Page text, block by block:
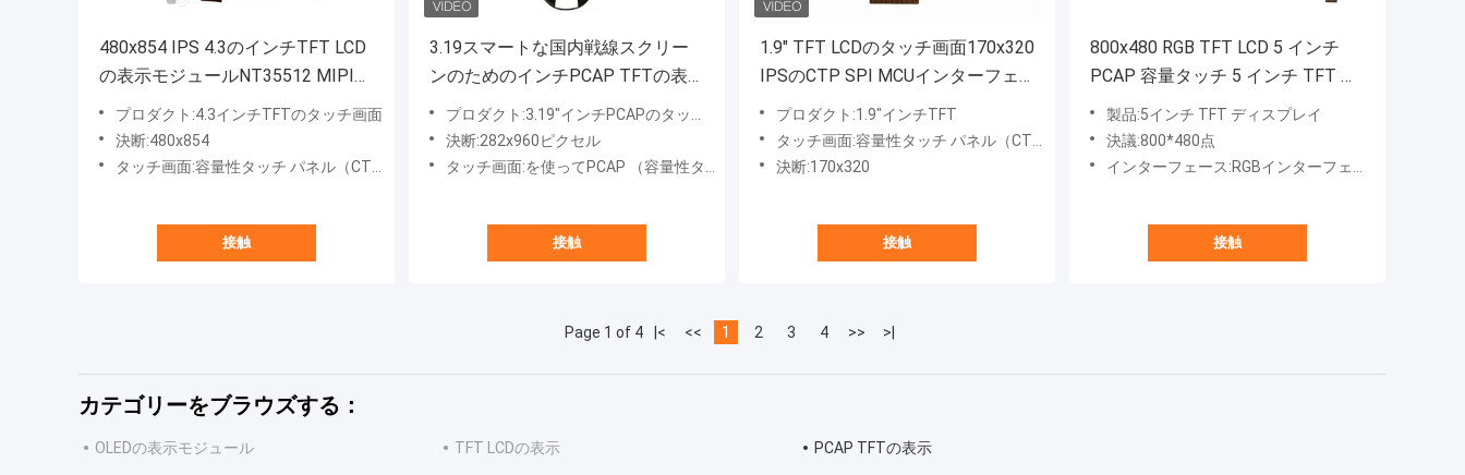
480x854 IPS 4.3のインチTFT LCD
の表示モジュールNT35512 MIPIイ
ンターフェイス
プロダクト:4.3インチTFTのタッチ画面
決断:480x854
タッチ画面:容量性タッチ パネル（CTP）
接触
3.19スマートな国内戦線スクリー
ンのためのインチPCAP TFTの表
示282x960 Mipiタッチ画面
プロダクト:3.19"インチPCAPのタッチ画面
決断:282x960ピクセル
タッチ画面:を使ってPCAP （容量性タッチ パネル）
接触
1.9" TFT LCDのタッチ画面170x320
IPSのCTP SPI MCUインターフェ
イスとの完全な視野角
プロダクト:1.9"インチTFT
タッチ画面:容量性タッチ パネル（CTP）
決断:170x320
接触
800x480 RGB TFT LCD 5 インチ
PCAP 容量タッチ 5 インチ TFT デ
ィスプレイ
製品:5インチ TFT ディスプレイ
決議:800*480点
インターフェース:RGBインターフェイス
接触
Page 1 of 4 |< << 1 2 3 4 >> >|
カテゴリーをブラウズする：
OLEDの表示モジュール TFT LCDの表示 PCAP TFTの表示